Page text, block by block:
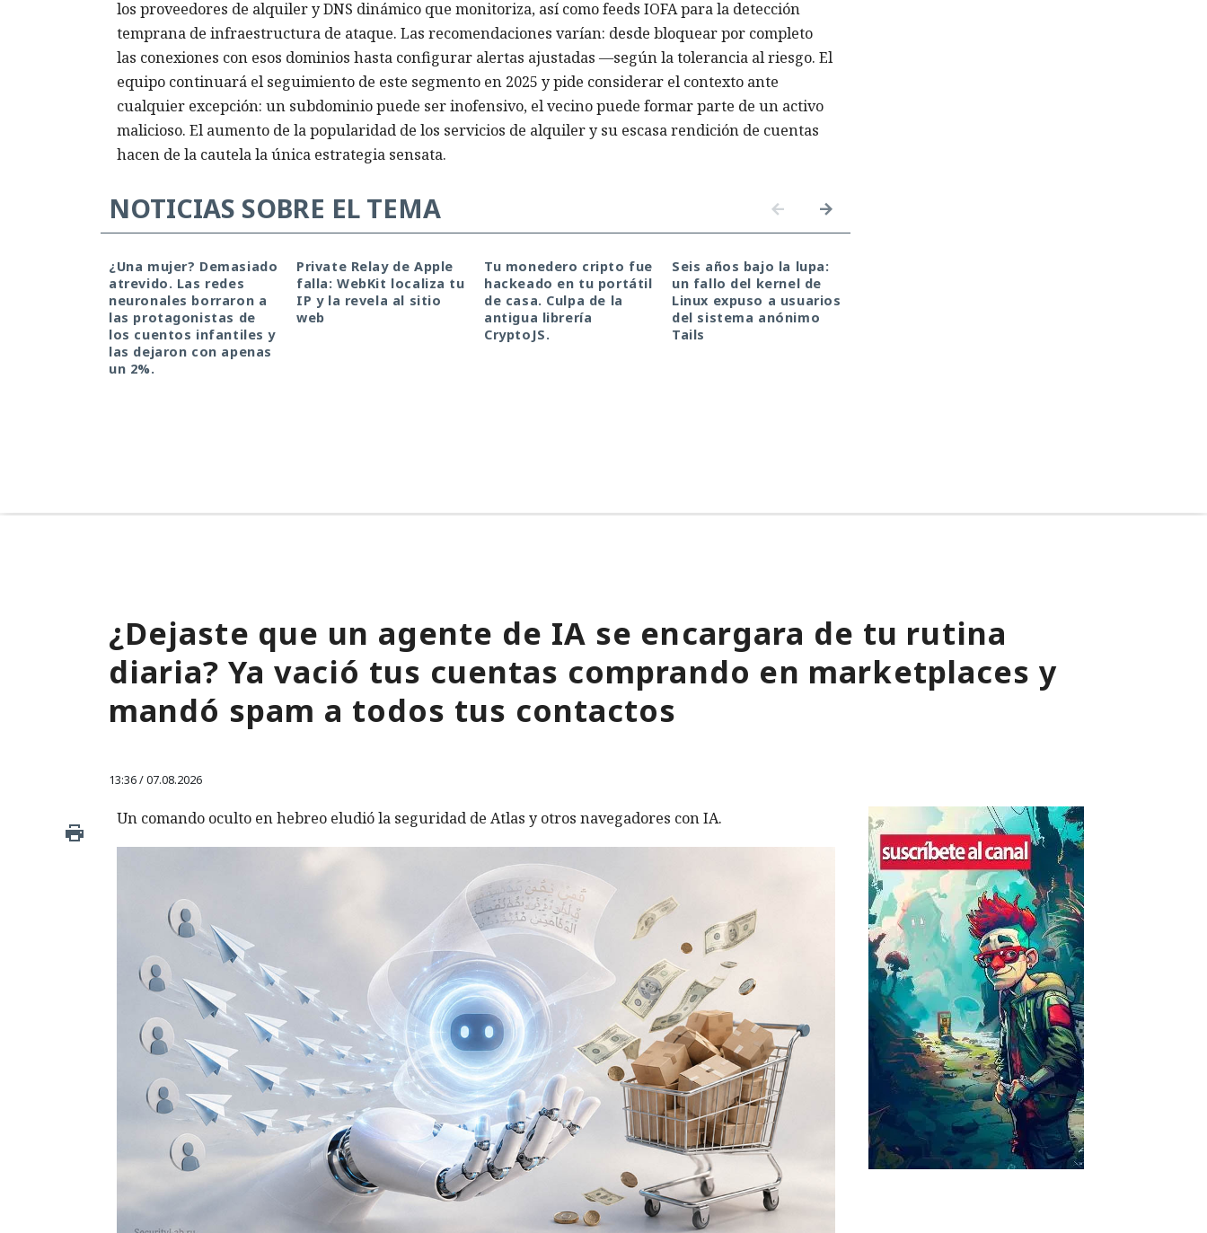
los proveedores de alquiler y DNS dinámico que monitoriza, así como feeds IOFA para la detección
temprana de infraestructura de ataque. Las recomendaciones varían: desde bloquear por completo
las conexiones con esos dominios hasta configurar alertas ajustadas —según la tolerancia al riesgo. El
equipo continuará el seguimiento de este segmento en 2025 y pide considerar el contexto ante
cualquier excepción: un subdominio puede ser inofensivo, el vecino puede formar parte de un activo
malicioso. El aumento de la popularidad de los servicios de alquiler y su escasa rendición de cuentas
hacen de la cautela la única estrategia sensata.
NOTICIAS SOBRE EL TEMA
¿Una mujer? Demasiado
atrevido. Las redes
neuronales borraron a
las protagonistas de
los cuentos infantiles y
las dejaron con apenas
un 2%.
Private Relay de Apple
falla: WebKit localiza tu
IP y la revela al sitio
web
Tu monedero cripto fue
hackeado en tu portátil
de casa. Culpa de la
antigua librería
CryptoJS.
Seis años bajo la lupa:
un fallo del kernel de
Linux expuso a usuarios
del sistema anónimo
Tails
¿Dejaste que un agente de IA se encargara de tu rutina
diaria? Ya vació tus cuentas comprando en marketplaces y
mandó spam a todos tus contactos
13:36 / 07.08.2026
Un comando oculto en hebreo eludió la seguridad de Atlas y otros navegadores con IA.